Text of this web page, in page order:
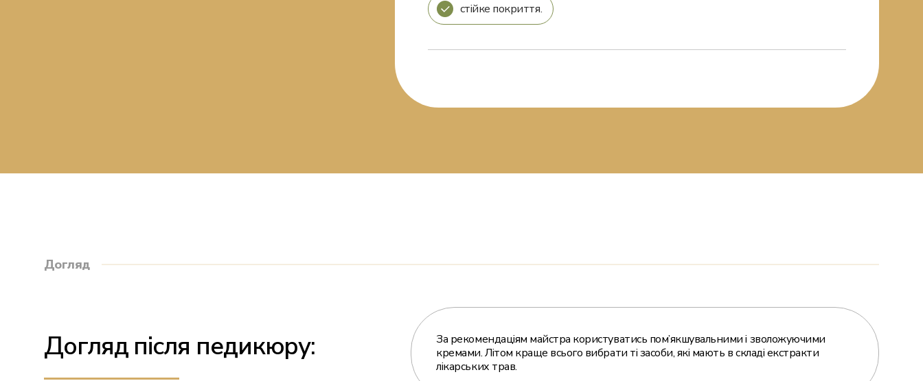
стійке покриття.
Догляд
Догляд після педикюру:
За рекомендаціям майстра користуватись пом’якшувальними і зволожуючими
кремами. Літом краще всього вибрати ті засоби, які мають в складі екстракти
лікарських трав.